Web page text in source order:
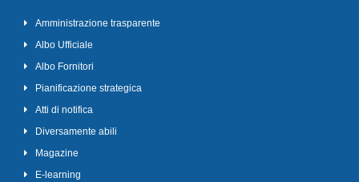
Amministrazione trasparente
Albo Ufficiale
Albo Fornitori
Pianificazione strategica
Atti di notifica
Diversamente abili
Magazine
E-learning